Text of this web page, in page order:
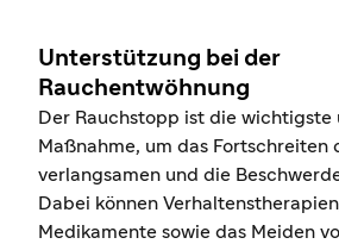
Unterstützung bei der
Rauchentwöhnung
Der Rauchstopp ist die wichtigste
Maßnahme, um das Fortschreiten
verlangsamen und die
Dabei können
Medikamente sowie das Meiden